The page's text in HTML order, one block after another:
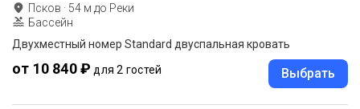
Псков · 54 м до Реки
Бассейн
Двухместный номер Standard двуспальная кровать
от 10 840 ₽ для 2 гостей Выбрать